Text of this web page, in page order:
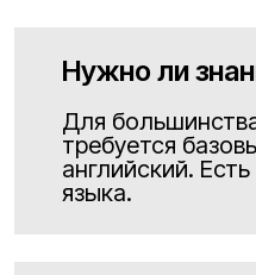
Нужно ли
Для
требуется
английский.
языка.